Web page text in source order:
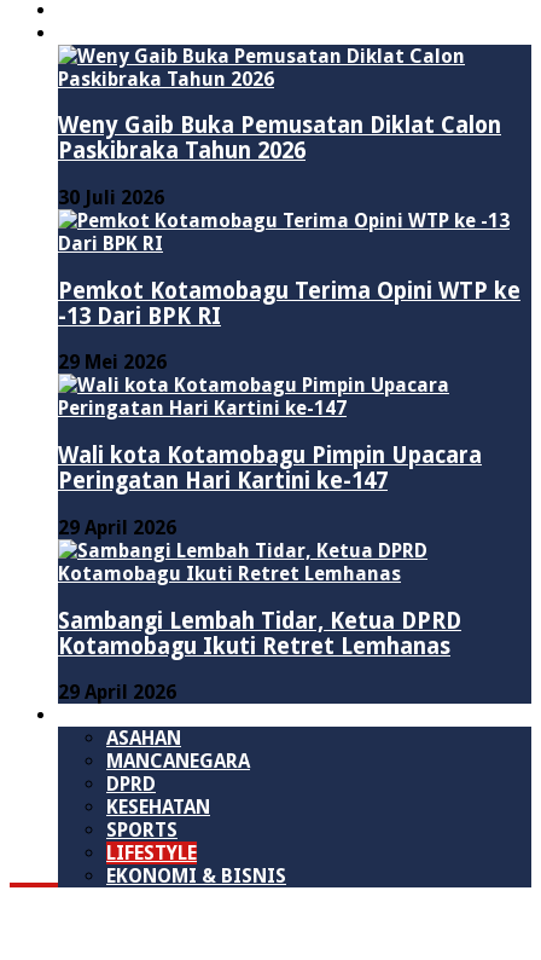
Weny Gaib Buka Pemusatan Diklat Calon
Paskibraka Tahun 2026
30 Juli 2026
Pemkot Kotamobagu Terima Opini WTP ke
-13 Dari BPK RI
29 Mei 2026
Wali kota Kotamobagu Pimpin Upacara
Peringatan Hari Kartini ke-147
29 April 2026
Sambangi Lembah Tidar, Ketua DPRD
Kotamobagu Ikuti Retret Lemhanas
29 April 2026
ASAHAN
MANCANEGARA
DPRD
KESEHATAN
SPORTS
LIFESTYLE
EKONOMI & BISNIS